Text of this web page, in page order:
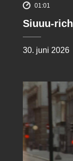
01:01
Siuuu-rich
30. juni 2026